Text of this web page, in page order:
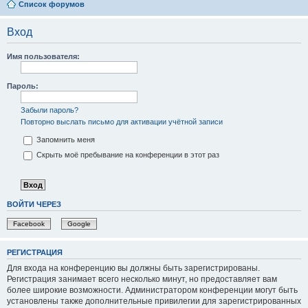
Список форумов
Вход
Имя пользователя:
Пароль:
Забыли пароль?
Повторно выслать письмо для активации учётной записи
Запомнить меня
Скрыть моё пребывание на конференции в этот раз
ВОЙТИ ЧЕРЕЗ
Facebook Google
РЕГИСТРАЦИЯ
Для входа на конференцию вы должны быть зарегистрированы.
Регистрация занимает всего несколько минут, но предоставляет вам
более широкие возможности. Администратором конференции могут быть
установлены также дополнительные привилегии для зарегистрированных